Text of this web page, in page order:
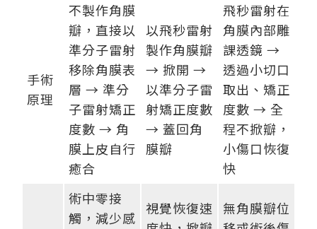
手術
原理
不製作角膜
瓣，直接以
準分子雷射
移除角膜表
層 → 準分
子雷射矯正
度數 → 角
膜上皮自行
癒合
以飛秒雷射
製作角膜瓣
→ 掀開 →
以準分子雷
射矯正度數
→ 蓋回角
膜瓣
飛秒雷射在
角膜內部雕
課透鏡 →
透過小切口
取出、矯正
度數 → 全
程不掀瓣，
小傷口恢復
快
術中零接
觸，減少感
視覺恢復速
無角膜瓣位